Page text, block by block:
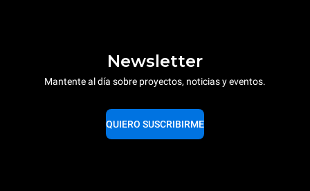
Newsletter
Mantente al día sobre proyectos, noticias y eventos.
QUIERO SUSCRIBIRME